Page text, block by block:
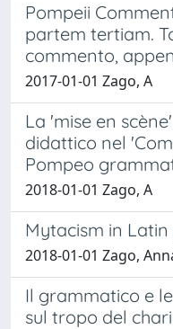
Pompeii
partem tertiam.
commento,
2017-01-01 Zago, A
La 'mise en
didattico nel
Pompeo
2018-01-01 Zago, A
Mytacism in
2018-01-01 Zago,
Il grammatico e
sul tropo del